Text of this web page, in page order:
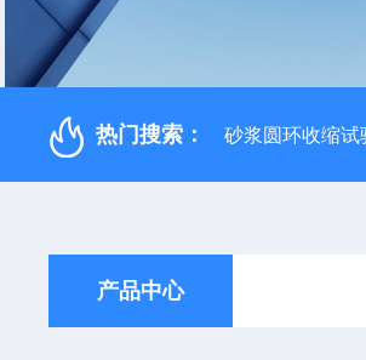
热门搜索： 砂浆圆环收缩试
产品中心